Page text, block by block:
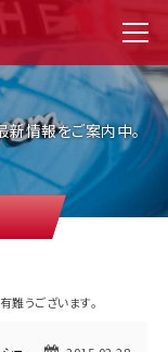
ウィズ） menu
新情報をご案内中。
難うございます。